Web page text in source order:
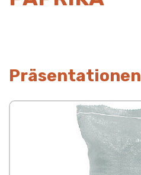
Präsentationen